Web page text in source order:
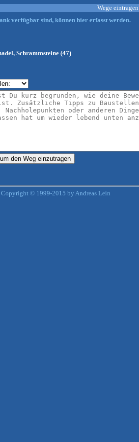
Wege
verfügbar sind, können hier erfasst werden.
Schrammsteine (47)
Copyright © 1999-2015 by Andreas Lein